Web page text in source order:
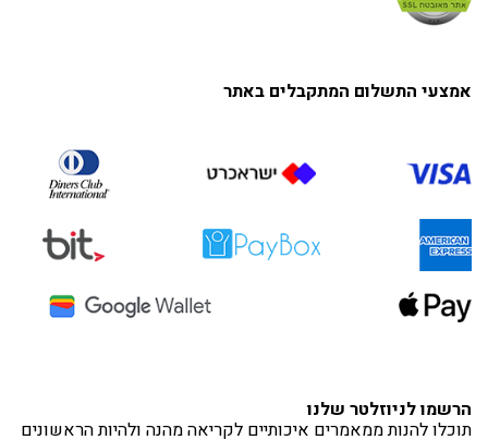
אמצעי התשלום המתקבלים באתר
הרשמו לניוזלטר שלנו
תוכלו להנות ממאמרים איכותיים לקריאה מהנה ולהיות הראשונים